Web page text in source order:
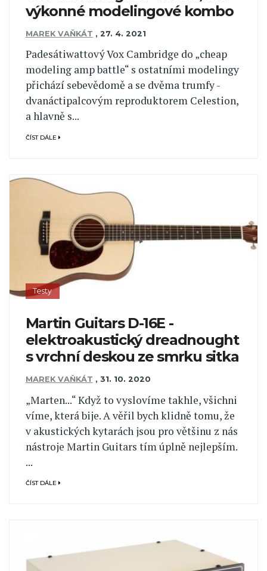
výkonné modelingové kombo
MAREK VAŇKÁT , 27. 4. 2021
Padesátiwattový Vox Cambridge do „cheap
modeling amp battle“ s ostatními modelingy
přichází sebevědomě a se dvěma trumfy -
dvanáctipalcovým reproduktorem Celestion,
a hlavně s...
ČÍST DÁLE
Testy
Martin Guitars D-16E -
elektroakustický dreadnought
s vrchní deskou ze smrku sitka
MAREK VAŇKÁT , 31. 10. 2020
„Marten...“ Když to vyslovíme takhle, všichni
víme, která bije. A věřil bych klidně tomu, že
v akustických kytarách jsou pro většinu z nás
nástroje Martin Guitars tím úplně nejlepším.
...
ČÍST DÁLE